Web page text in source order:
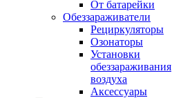
От батарейки
Обеззараживатели
Рециркуляторы
Озонаторы
Установки
обеззараживания
воздуха
Аксессуары